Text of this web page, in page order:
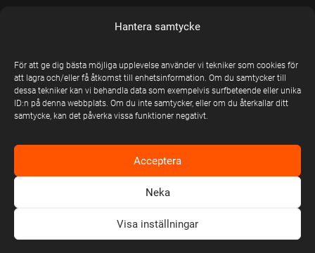
Hantera samtycke
För att ge dig bästa möjliga upplevelse använder vi tekniker som cookies för
att lagra och/eller få åtkomst till enhetsinformation. Om du samtycker till
dessa tekniker kan vi behandla data som exempelvis surfbeteende eller unika
ID:n på denna webbplats. Om du inte samtycker, eller om du återkallar ditt
samtycke, kan det påverka vissa funktioner negativt.
Acceptera
Neka
Visa inställningar
EN DEL AV
UNITED STAGE
GROUP
2026